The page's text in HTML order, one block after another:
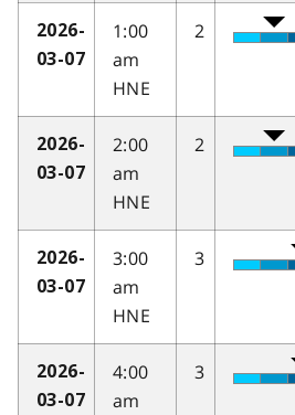
2026-
03-07
1:00
am
HNE
2
2026-
03-07
2:00
am
HNE
2
2026-
03-07
3:00
am
HNE
3
2026-
03-07
4:00
am
3